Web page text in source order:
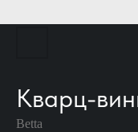
Кварц-
Betta